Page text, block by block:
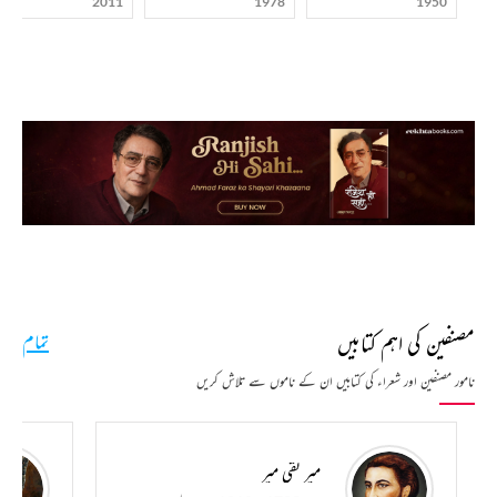
مصنفین کی اہم کتابیں
نامور مصنفین اور شعراء کی کتابیں ان کے ناموں سے تلاش کریں
تمام
میر تقی میر